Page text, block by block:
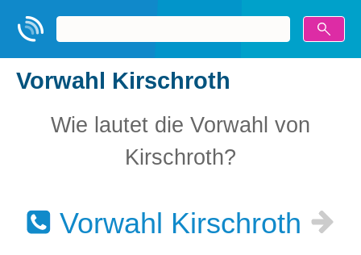
Vorwahl Kirschroth
Wie lautet die Vorwahl von
Kirschroth?
Vorwahl Kirschroth